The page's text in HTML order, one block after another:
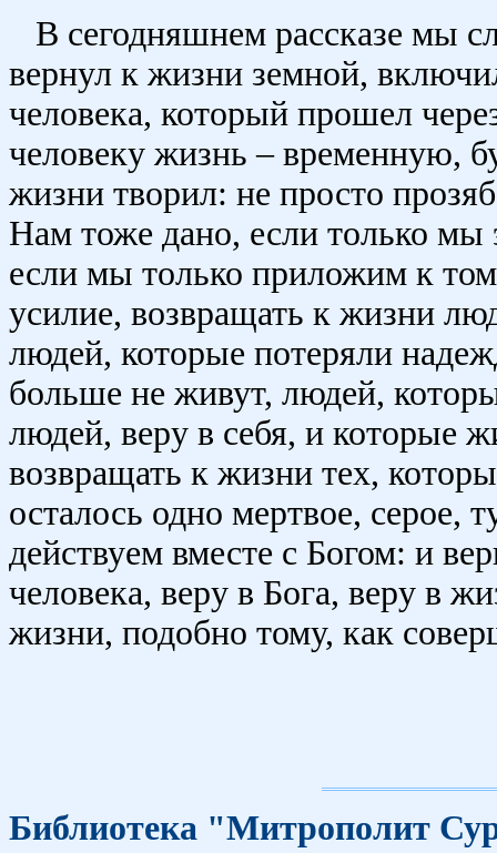
В сегодняшнем рассказе мы
вернул к жизни земной,
человека, который прошел
человеку жизнь – временную,
жизни творил: не просто
Нам тоже дано, если только мы
если мы только приложим к
усилие, возвращать к жизни
людей, которые потеряли
больше не живут, людей,
людей, веру в себя, и которые
возвращать к жизни тех,
осталось одно мертвое, серое,
действуем вместе с Богом: и
человека, веру в Бога, веру в
жизни, подобно тому, как
Библиотека "Митрополит